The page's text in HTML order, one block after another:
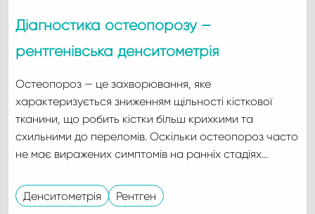
Діагностика остеопорозу –
рентгенівська денситометрія
Остеопороз — це захворювання, яке
характеризується зниженням щільності кісткової
тканини, що робить кістки більш крихкими та
схильними до переломів. Оскільки остеопороз часто
не має виражених симптомів на ранніх стадіях…
Денситометрія Рентген